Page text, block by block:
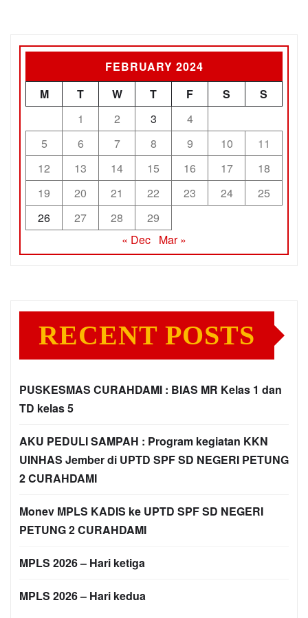
FEBRUARY 2024
M
T W T F S
S
1
2 3
4
5
6 7 8 9 10
11
12
13 14 15 16 17
18
19
20 21 22 23 24
25
26
27 28
29
« Dec Mar »
RECENT POSTS
PUSKESMAS CURAHDAMI : BIAS MR Kelas 1 dan
TD kelas 5
AKU PEDULI SAMPAH : Program kegiatan KKN
UINHAS Jember di UPTD SPF SD NEGERI PETUNG
2 CURAHDAMI
Monev MPLS KADIS ke UPTD SPF SD NEGERI
PETUNG 2 CURAHDAMI
MPLS 2026 – Hari ketiga
MPLS 2026 – Hari kedua